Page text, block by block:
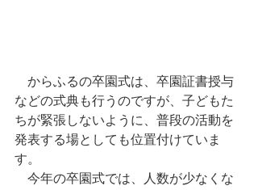
からふるの卒園式は、卒園証書授与
などの式典も行うのですが、子どもた
ちが緊張しないように、普段の活動を
発表する場としても位置付けていま
す。
今年の卒園式では、人数が少なくな